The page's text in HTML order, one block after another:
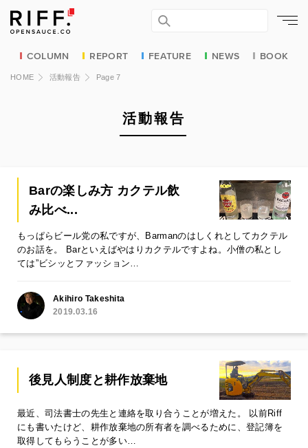
COLUMN REPORT FEATURE NEWS BOOK
HOME 活動報告 Page 7
活動報告
Barの楽しみ方 カクテル飲
み比べ...
もっぱらビール党の私ですが、Barmanのはしくれとしてカクテル
のお話を。 Barといえばやはりカクテルですよね。小僧の私とし
ては”ビシッとファッション…
Akihiro Takeshita
2019.03.16
後見人制度と耕作放棄地
最近、司法書士の先生と連絡を取り合うことが増えた。 以前Riff
にも書いたけど、耕作放棄地の所有者を調べるために、登記簿を
取得してもらうことが多い…